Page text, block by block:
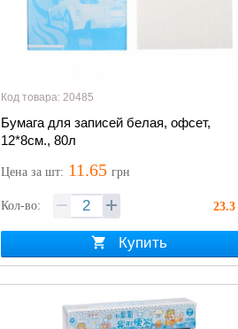
Код товара: 20485
Бумага для записей белая, офсет,
12*8см., 80л
Ценаза шт: 11.65 грн
Кол-во: 23.3
Купить